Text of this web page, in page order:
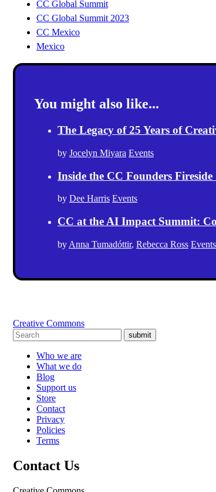
CC Global Summit
CC Global Summit 2023
CC Mexico
Mexico
You might also like...
The Legacy of 25 Years of
by Jocelyn Miyara Events
Inside the CC Founders
by Dee Harris Events
CC at the AI Impact Summit:
by Anna Tumadóttir, Rebecca Ross Events
Creative Commons
submit
Who we are
What we do
Blog
Support us
Store
Contact
Privacy
Policies
Terms
Contact Us